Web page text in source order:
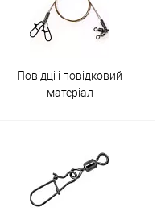
Повідці і повідковий
матеріал